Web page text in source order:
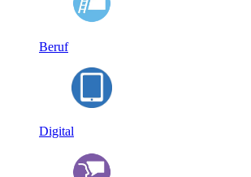
Beruf
Digital